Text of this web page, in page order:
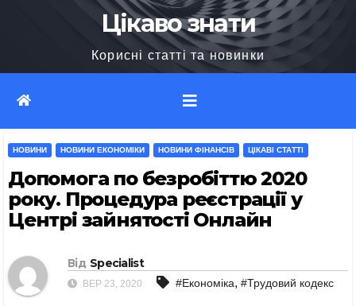
Цікаво знати
Корисні статті та новинки
НОВИНИ НОВИНИ ЕКОНОМІКИ НОВИНИ ФІНАНСІВ ЦІКАВІ СТАТТІ
Допомога по безробіттю 2020
року. Процедура реєстрації у
Центрі зайнятості Онлайн
Від Specialist
ВЕР 23, 2020 #Економіка, #Трудовий кодекс